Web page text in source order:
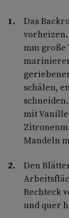
Das
mm
schälen,
mit
Mandeln
Den
Rechteck
und quer